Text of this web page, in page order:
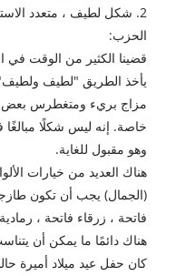
2. شكل لطيف ، متعدد
الحزب:
قضينا الكثير من الوقت في
يأخذ الطريق "لطيف
مزاج بريء ومتغطرس بعض
خاصة. إنه ليس شكلًا مبالغًا
وهو مقبول للغاية.
هناك العديد من خيارات
(الجمال) يجب أن تكون
فاتحة ، زرقاء فاتحة ،
هناك دائمًا ما يمكن أن
كان حفل عيد ميلاد أميرة